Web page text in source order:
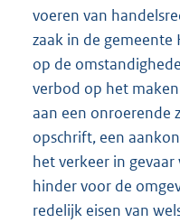
voeren van
zaak in de
op de
verbod op het
aan een onroerende
opschrift, een
het verkeer in
hinder voor de
redelijk eisen van